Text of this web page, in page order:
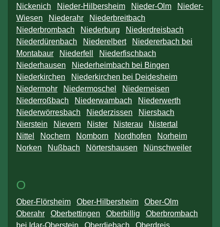
Nickenich
Nieder-Hilbersheim Nieder-Olm
Nieder-
Wiesen
Niederahr
Niederbreitbach
Niederbrombach
Niederburg
Niederdreisbach
Niederdürenbach
Niederelbert
Niedererbach bei
Montabaur
Niederfell
Niederfischbach
Niederhausen
Niederheimbach bei Bingen
Niederkirchen
Niederkirchen bei Deidesheim
Niedermohr
Niedermoschel
Niederneisen
Niederroßbach
Niederwambach
Niederwerth
Niederwörresbach
Niederzissen
Niersbach
Nierstein
Nievern Nister Nisterau
Nistertal
Nittel
Nochern Nomborn Nordhofen
Norheim
Norken
Nußbach Nörtershausen Nünschweiler
O
Ober-Flörsheim Ober-Hilbersheim
Ober-Olm
Oberahr
Oberbettingen Oberbillig
Oberbrombach
bei Idar-Oberstein
Oberdiebach
Oberdreis